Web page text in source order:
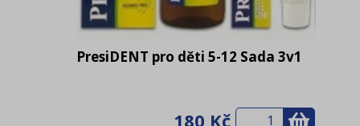
PresiDENT pro děti 5-12 Sada 3v1
180 Kč